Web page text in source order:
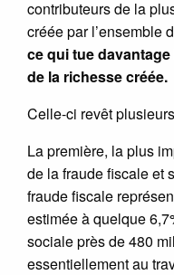
contributeurs de la
créée par l’ensemble
ce qui tue
de la richesse créée.
Celle-ci revêt
La première, la plus
de la fraude fiscale et
fraude fiscale
estimée à quelque
sociale près de 480
essentiellement au